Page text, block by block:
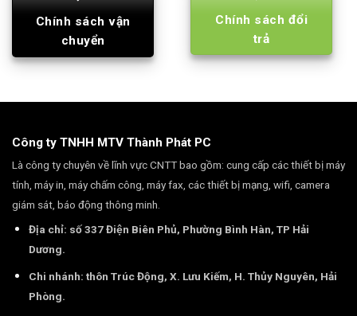
Chính sách vận
chuyển
Chính sách đổi
trả
Công ty TNHH MTV Thành Phát PC
Là công ty chuyên về lĩnh vực CNTT bao gồm: cung cấp các thiết bị máy
tính, máy in, máy chấm công, máy fax, các thiết bị mạng, wifi, camera
giám sát, báo động thông minh.
Địa chỉ: số 337 Điện Biên Phủ, Phường Bình Hàn, TP Hải
Dương.
Chi nhánh: thôn Trúc Động, X. Lưu Kiếm, H. Thủy Nguyên, Hải
Phòng.